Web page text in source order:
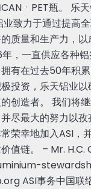
ㆍPET瓶。 乐
业致力于通过提高
质量和生产力，
，一直供应各种
有在过去50年积
投资，乐天铝业
创造者。 我们将
尽最大的努力以孜
荣幸地加入ASI，
值链。 – Mr.
ASI事务中国联